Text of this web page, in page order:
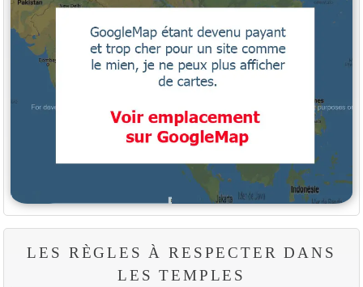
LES RÈGLES À RESPECTER DANS
LES TEMPLES